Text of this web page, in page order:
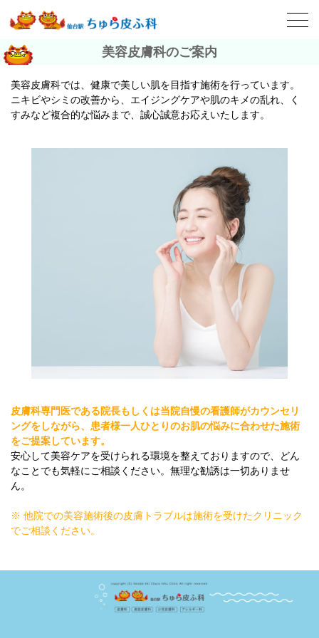
美容皮膚科のご案内
美容皮膚科では、健康で美しい肌を目指す施術を行っています。
ニキビやシミの改善から、エイジングケアや肌のキメの乱れ、く
すみなど複合的な悩みまで、誠心誠意お応えいたします。
皮膚科専門医である院長もしくは当院自慢の看護師がカウンセリ
ングをしながら、患者様一人ひとりのお肌の悩みに合わせた施術
をご提案しています。
安心して美容ケアを受けられる環境を整えておりますので、どん
なことでも気軽にご相談ください。無理な勧誘は一切ありませ
ん。
※ 他院での美容施術後の皮膚トラブルは施術を受けたクリニック
でご相談ください。